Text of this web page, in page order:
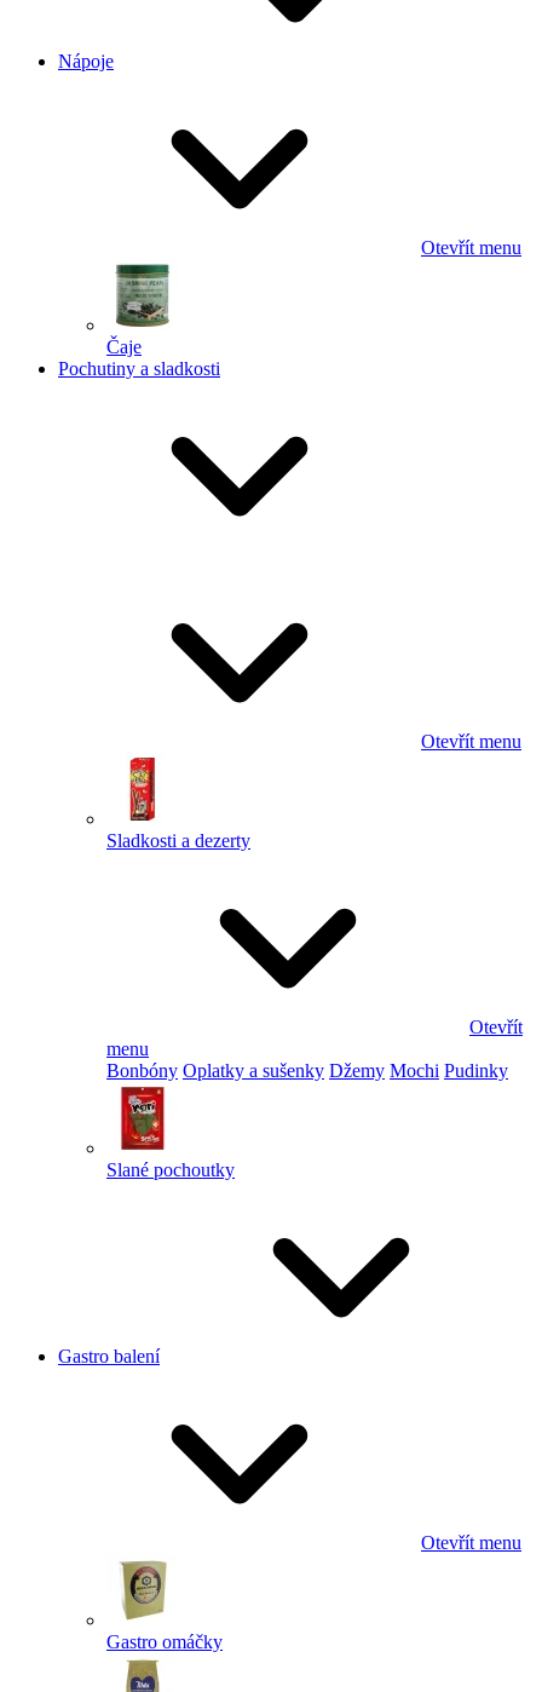
Nápoje
Otevřít menu
Čaje
Pochutiny a sladkosti
Otevřít menu
Sladkosti a dezerty
Otevřít
menu
Bonbóny Oplatky a sušenky Džemy Mochi Pudinky
Slané pochoutky
Gastro balení
Otevřít menu
Gastro omáčky